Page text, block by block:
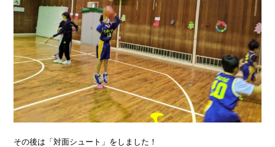
その後は「対面シュート」をしました！